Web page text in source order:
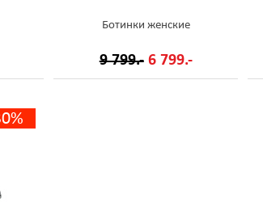
Ботинки женские
9 799.- 6 799.-